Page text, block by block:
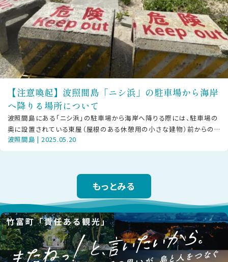
【注意喚起】波照間島「ニシ浜」の駐車場から海岸
へ降りる場所について
波照間島にある「ニシ浜」の駐車場から海岸へ降りる際には、駐車場の
奥に設置されている東屋（屋根のある休憩用の小さな建物）前からのル
ートを足元に気をつけてご利用くだ
波照間島 | 2025.05.20
もっとみる